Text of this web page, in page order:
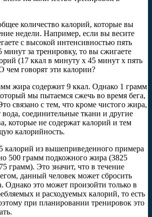
количество калорий, которые вы
недели. Например, если вы весите
с высокой интенсивностью пять
за тренировку, то вы сжигаете
(17 ккал в минуту х 45 минут x пять
чем говорят эти калории?
жира содержит 9 ккал. Однако 1 грамм
мы пытаемся сжечь во время бега,
связано с тем, что кроме чистого жира,
соединительные ткани и другие
которые не содержат калорий и тем
калорийность.
калорий из вышеприведенного примера
500 грамм подкожного жира (3825
грамм). Это значит, что в течение
данный человек может сбросить
Однако это может произойти только в
и расходуемых калорий, то есть
при планировании тренировок это